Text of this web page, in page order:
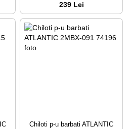
239 Lei
Chiloti p-u barbati ATLANTIC